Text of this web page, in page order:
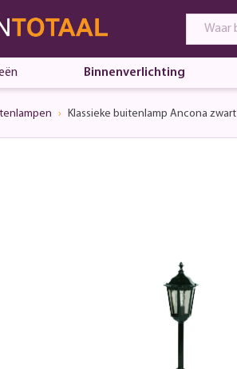
Binnenverlichting
Klassieke buitenlamp Ancona zwart